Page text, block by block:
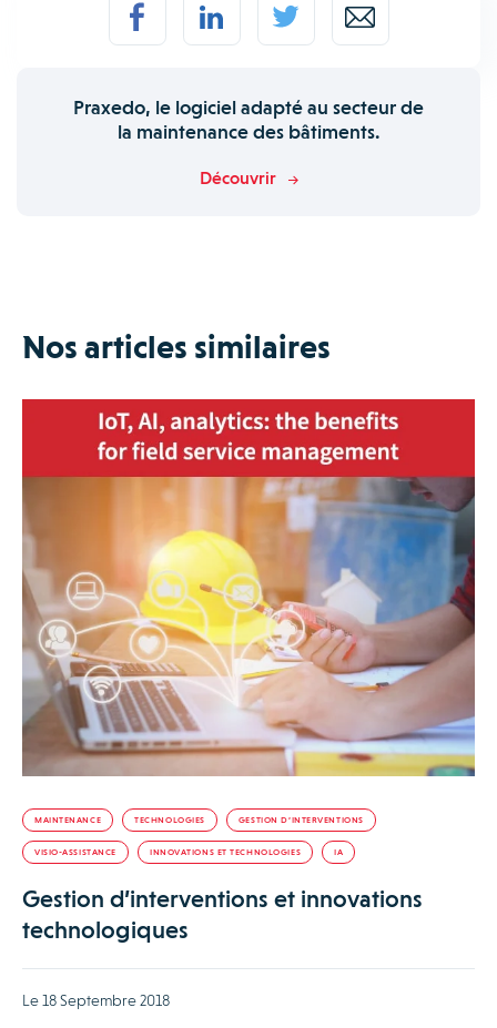
Praxedo, le logiciel adapté au secteur de
la maintenance des bâtiments.
Découvrir
Nos articles similaires
MAINTENANCE TECHNOLOGIES GESTION D’INTERVENTIONS
VISIO-ASSISTANCE INNOVATIONS ET TECHNOLOGIES IA
Gestion d’interventions et innovations
technologiques
Le 18 Septembre 2018